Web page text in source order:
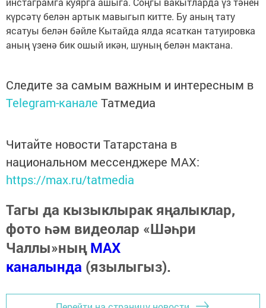
күрсәтү белән артык мавыгып китте. Бу аның тату
ясатуы белән бәйле Кытайда ялда ясаткан татуировка
аның үзенә бик ошый икән, шуның белән мактана.
Следите за самым важным и интересным в
Telegram-канале Татмедиа
Читайте новости Татарстана в
национальном мессенджере MАХ:
https://max.ru/tatmedia
Тагы да кызыклырак яңалыклар,
фото һәм видеолар «Шәһри
Чаллы»ныңMAX
каналында (язылыгыз).